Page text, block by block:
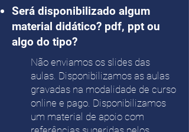
Será disponibilizado algum
material didático? pdf, ppt ou
algo do tipo?
Não enviamos os slides das
aulas. Disponibilizamos as aulas
gravadas na modalidade de curso
online e pago. Disponibilizamos
um material de apoio com